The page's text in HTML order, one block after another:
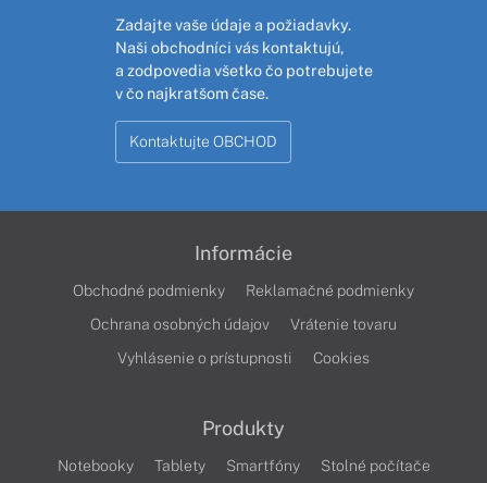
Zadajte vaše údaje a požiadavky.
Naši obchodníci vás kontaktujú,
a zodpovedia všetko čo potrebujete
v čo najkratšom čase.
Kontaktujte OBCHOD
Informácie
Obchodné podmienky
Reklamačné podmienky
Ochrana osobných údajov
Vrátenie tovaru
Vyhlásenie o prístupnosti
Cookies
Produkty
Notebooky Tablety Smartfóny
Stolné počítače